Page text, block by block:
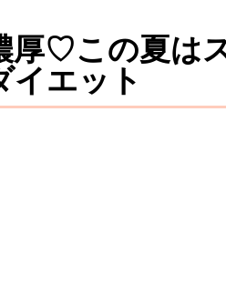
厚♡この夏は
エット